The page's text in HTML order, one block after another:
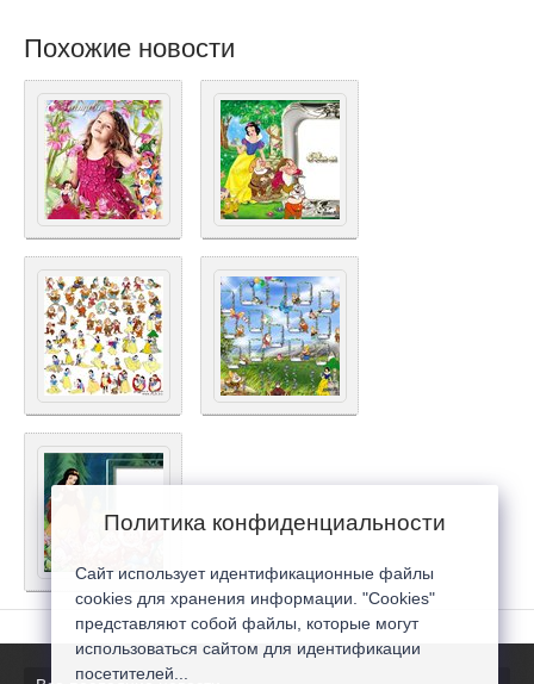
Похожие новости
Политика конфиденциальности
Сайт использует идентификационные файлы
cookies для хранения информации. "Cookies"
представляют собой файлы, которые могут
использоваться сайтом для идентификации
посетителей...